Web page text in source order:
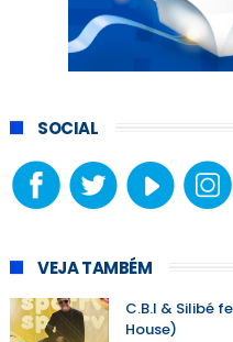
SOCIAL
VEJA TAMBÉM
C.B.I & Silibé
House)